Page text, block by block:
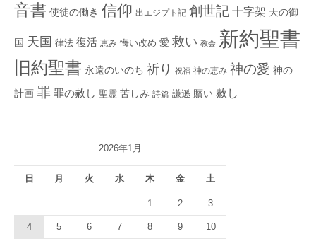
音書 使徒の働き 信仰 出エジプト記 創世記 十字架 天の御
国 天国 律法 復活 恵み 悔い改め 愛 救い 教会 新約聖書
旧約聖書 永遠のいのち 祈り 祝福 神の恵み 神の愛 神の
計画 罪 罪の赦し 聖霊 苦しみ 詩篇 謙遜 贖い 赦し
2026年1月
日 月 火 水 木 金 土
1 2 3
4 5 6 7 8 9 10